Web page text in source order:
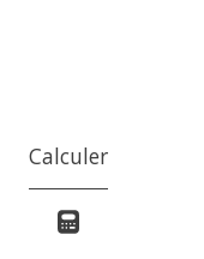
Calculer